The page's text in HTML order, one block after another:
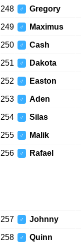
248 ♂ Gregory
249 ♂ Maximus
250 ♂ Cash
251 ♂ Dakota
252 ♂ Easton
253 ♂ Aden
254 ♂ Silas
255 ♂ Malik
256 ♂ Rafael
257 ♂ Johnny
258 ♂ Quinn